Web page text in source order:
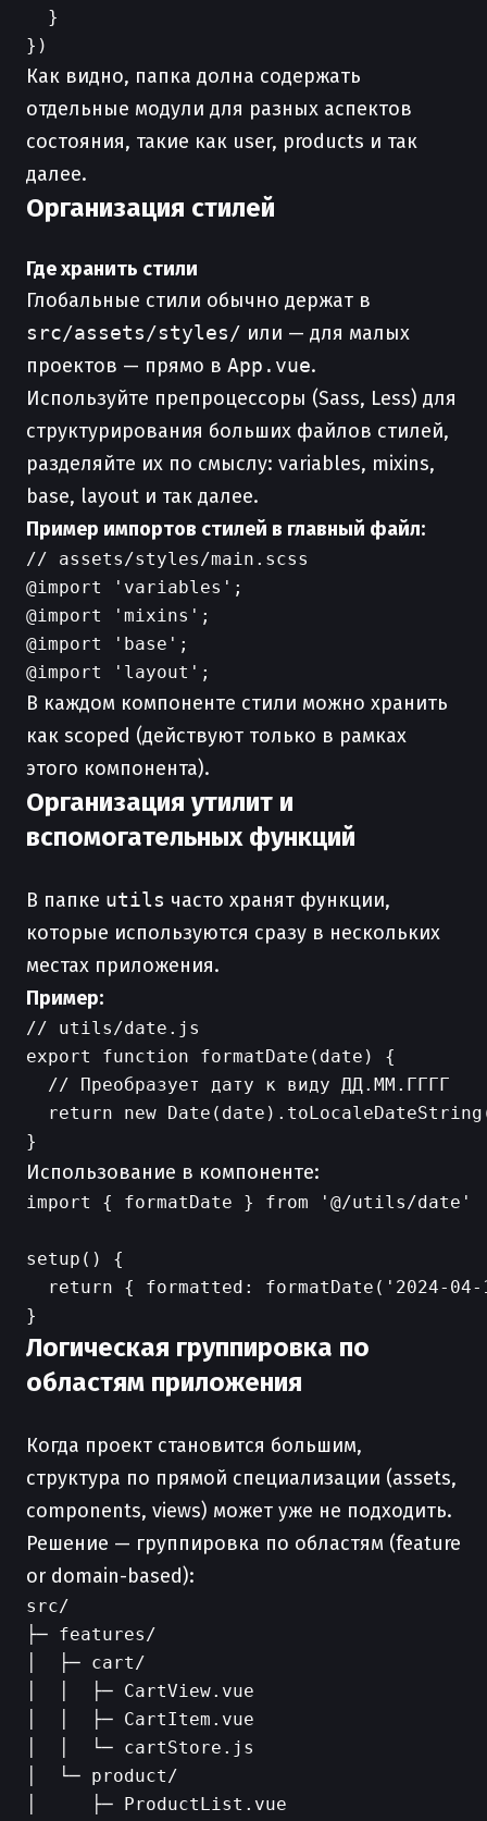
  }
Как видно, папка долна содержать
отдельные модули для разных аспектов
состояния, такие как user, products и так
далее.
Организация стилей
Где хранить стили
Глобальные стили обычно держат в
src/assets/styles/ или — для малых
проектов — прямо в App.vue.
Используйте препроцессоры (Sass, Less) для
структурирования больших файлов стилей,
разделяйте их по смыслу: variables, mixins,
base, layout и так далее.
Пример импортов стилей в главный файл:
// assets/styles/main.scss
@import 'variables';
@import 'mixins';
@import 'base';
В каждом компоненте стили можно хранить
как scoped (действуют только в рамках
этого компонента).
Организация утилит и
вспомогательных функций
В папке utils часто хранят функции,
которые используются сразу в нескольких
местах приложения.
Пример:
// utils/date.js
export function formatDate(date) {
  // Преобразует дату к виду ДД.ММ.ГГГГ
return new
Использование в компоненте:
import { formatDate } from '@/utils/date'
setup() {
return { formatted: formatDate('2024-
Логическая группировка по
областям приложения
Когда проект становится большим,
структура по прямой специализации (assets,
components, views) может уже не подходить.
Решение — группировка по областям (feature
or domain-based):
src/
├─ features/
│  ├─ cart/
│  │  ├─ CartView.vue
│  │  ├─ CartItem.vue
│  │  └─ cartStore.js
│  └─ product/
│     ├─ ProductList.vue